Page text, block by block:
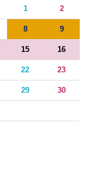
1 2
8 9
15 16
22 23
29 30